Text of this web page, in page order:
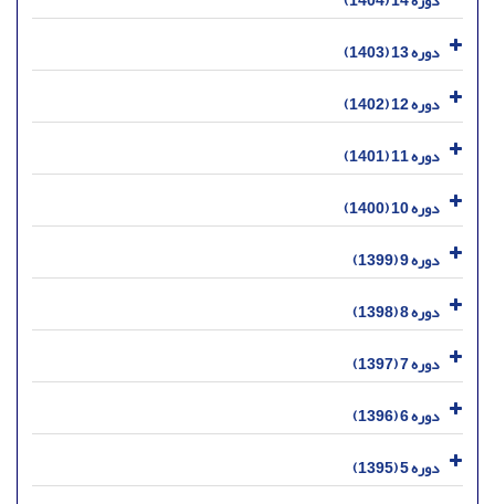
دوره 13 (1403)
دوره 12 (1402)
دوره 11 (1401)
دوره 10 (1400)
دوره 9 (1399)
دوره 8 (1398)
دوره 7 (1397)
دوره 6 (1396)
دوره 5 (1395)